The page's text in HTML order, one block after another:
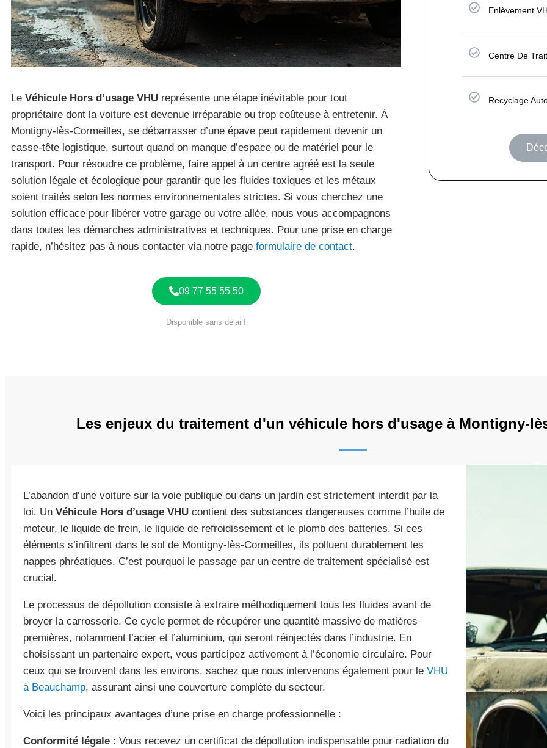
Le Véhicule Hors d’usage VHU représente une étape inévitable pour tout
propriétaire dont la voiture est devenue irréparable ou trop coûteuse à entretenir. À
Montigny-lès-Cormeilles, se débarrasser d’une épave peut rapidement devenir un
casse-tête logistique, surtout quand on manque d’espace ou de matériel pour le
transport. Pour résoudre ce problème, faire appel à un centre agréé est la seule
solution légale et écologique pour garantir que les fluides toxiques et les métaux
soient traités selon les normes environnementales strictes. Si vous cherchez une
solution efficace pour libérer votre garage ou votre allée, nous vous accompagnons
dans toutes les démarches administratives et techniques. Pour une prise en charge
rapide, n’hésitez pas à nous contacter via notre page formulaire de contact.
09 77 55 55 50
Disponible sans délai !
Enlèvement
Centre De
Recyclage
Les enjeux du traitement d'un véhicule hors d'usage à Montigny-
L’abandon d’une voiture sur la voie publique ou dans un jardin est strictement interdit par la
loi. Un Véhicule Hors d’usage VHU contient des substances dangereuses comme l’huile de
moteur, le liquide de frein, le liquide de refroidissement et le plomb des batteries. Si ces
éléments s’infiltrent dans le sol de Montigny-lès-Cormeilles, ils polluent durablement les
nappes phréatiques. C’est pourquoi le passage par un centre de traitement spécialisé est
crucial.
Le processus de dépollution consiste à extraire méthodiquement tous les fluides avant de
broyer la carrosserie. Ce cycle permet de récupérer une quantité massive de matières
premières, notamment l’acier et l’aluminium, qui seront réinjectés dans l’industrie. En
choisissant un partenaire expert, vous participez activement à l’économie circulaire. Pour
ceux qui se trouvent dans les environs, sachez que nous intervenons également pour le VHU
à Beauchamp, assurant ainsi une couverture complète du secteur.
Voici les principaux avantages d’une prise en charge professionnelle :
Conformité légale : Vous recevez un certificat de dépollution indispensable pour radiation du